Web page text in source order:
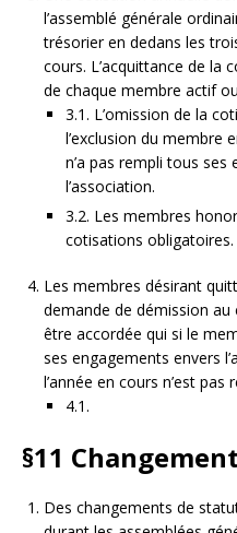
l’assemblé générale
trésorier en dedans les
cours. L’acquittance de la
de chaque membre actif
3.1. L’omission de la
l’exclusion du membre
n’a pas rempli tous ses
l’association.
3.2. Les membres
cotisations obligatoires.
Les membres désirant
demande de démission
être accordée qui si le
ses engagements envers
l’année en cours n’est pas
4.1.
§11
Des changements de